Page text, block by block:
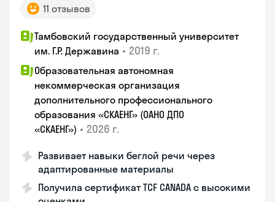
11 отзывов
Тамбовский государственный университет
им. Г.Р. Державина • 2019 г.
Образовательная автономная
некоммерческая организация
дополнительного профессионального
образования «СКАЕНГ» (ОАНО ДПО
«СКАЕНГ») • 2026 г.
Развивает навыки беглой речи через
адаптированные материалы
Получила сертификат TCF CANADA с высокими